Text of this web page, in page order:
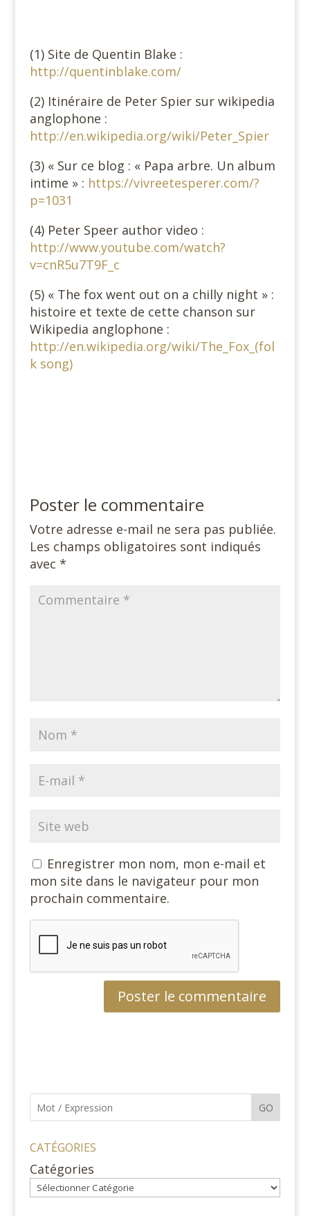
(1) Site de Quentin Blake :
http://quentinblake.com/
(2) Itinéraire de Peter Spier sur wikipedia
anglophone :
http://en.wikipedia.org/wiki/Peter_Spier
(3) « Sur ce blog : « Papa arbre. Un album
intime » : https://vivreetesperer.com/?
p=1031
(4) Peter Speer author video :
http://www.youtube.com/watch?
v=cnR5u7T9F_c
(5) « The fox went out on a chilly night » :
histoire et texte de cette chanson sur
Wikipedia anglophone :
http://en.wikipedia.org/wiki/The_Fox_(fol
k song)
Poster le commentaire
Votre adresse e-mail ne sera pas publiée.
Les champs obligatoires sont indiqués
avec *
Enregistrer mon nom, mon e-mail et
mon site dans le navigateur pour mon
prochain commentaire.
GO
CATÉGORIES
Catégories